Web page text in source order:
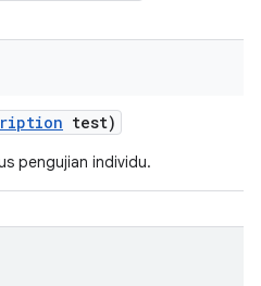
test)
pengujian individu.